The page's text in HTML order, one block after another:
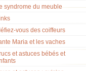
syndrome du meuble
vous des coiffeurs
Maria et les vaches
et astuces bébés et